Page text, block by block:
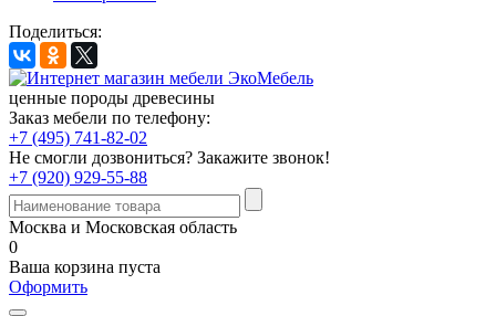
Поделиться:
ценные породы древесины
Заказ мебели по телефону:
+7 (495) 741-82-02
Не смогли дозвониться? Закажите звонок!
+7 (920) 929-55-88
Москва и Московская область
0
Ваша корзина пуста
Оформить